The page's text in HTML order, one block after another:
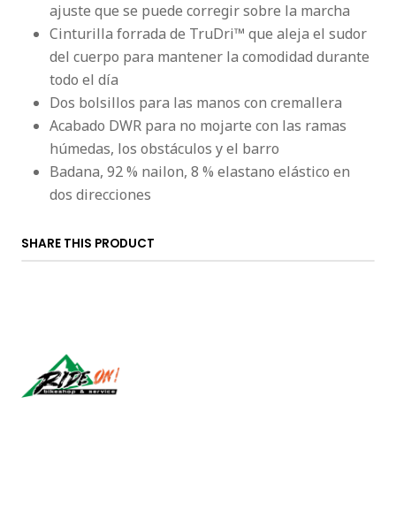
ajuste que se puede corregir sobre la marcha
Cinturilla forrada de TruDri™ que aleja el sudor
del cuerpo para mantener la comodidad durante
todo el día
Dos bolsillos para las manos con cremallera
Acabado DWR para no mojarte con las ramas
húmedas, los obstáculos y el barro
Badana, 92 % nailon, 8 % elastano elástico en
dos direcciones
SHARE THIS PRODUCT